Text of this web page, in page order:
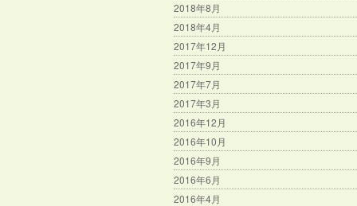
2018年8月
2018年4月
2017年12月
2017年9月
2017年7月
2017年3月
2016年12月
2016年10月
2016年9月
2016年6月
2016年4月